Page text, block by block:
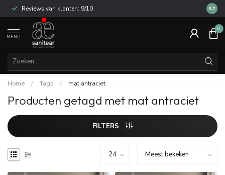
Reviews van klanten: 9/10 14
8.7
MENU
0
Home / Tags / mat antraciet
Producten getagd met mat antraciet
FILTERS